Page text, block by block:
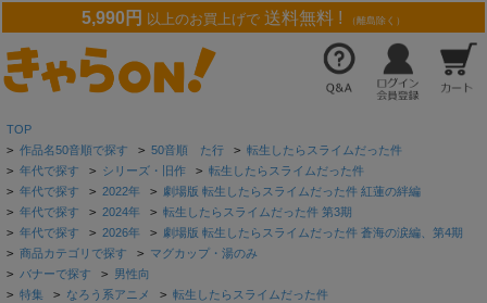
5,990円 以上のお買上げで 送料無料 ! （離島除く）
TOP
> 作品名50音順で探す > 50音順 た行 > 転生したらスライムだった件
> 年代で探す > シリーズ・旧作 > 転生したらスライムだった件
> 年代で探す > 2022年 > 劇場版 転生したらスライムだった件 紅蓮の絆編
> 年代で探す > 2024年 > 転生したらスライムだった件 第3期
> 年代で探す > 2026年 > 劇場版 転生したらスライムだった件 蒼海の涙編、第4期
> 商品カテゴリで探す > マグカップ・湯のみ
> バナーで探す > 男性向
> 特集 > なろう系アニメ > 転生したらスライムだった件